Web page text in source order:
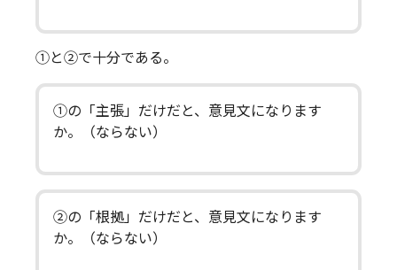
①と②で十分である。
①の「主張」だけだと、意見文になります
か。（ならない）
➁の「根拠」だけだと、意見文になります
か。（ならない）